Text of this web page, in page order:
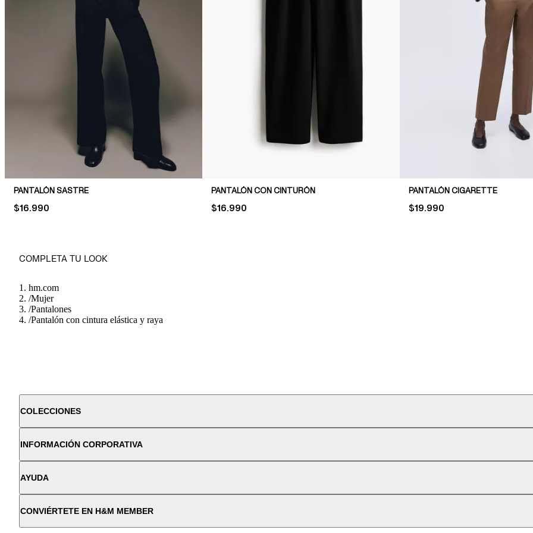
PANTALÓN SASTRE
PRICE:
$16.990
PANTALÓN CON CINTURÓN
PRICE:
$16.990
PANTALÓN CIGARETTE
PRICE:
$19.990
COMPLETA TU LOOK
hm.com
/Mujer
/Pantalones
/Pantalón con cintura elástica y raya
COLECCIONES
INFORMACIÓN CORPORATIVA
AYUDA
CONVIÉRTETE EN H&M MEMBER